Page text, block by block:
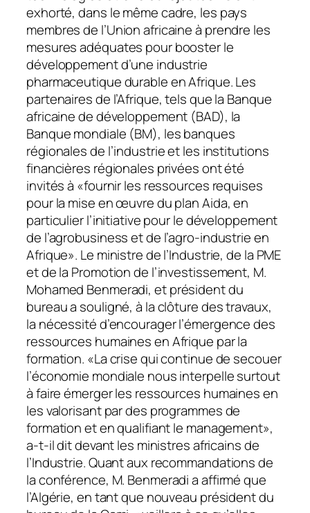
exhorté, dans le même cadre, les pays
membres de l’Union africaine à prendre les
mesures adéquates pour booster le
développement d’une industrie
pharmaceutique durable en Afrique. Les
partenaires de l’Afrique, tels que la Banque
africaine de développement (BAD), la
Banque mondiale (BM), les banques
régionales de l’industrie et les institutions
financières régionales privées ont été
invités à «fournir les ressources requises
pour la mise en œuvre du plan Aida, en
particulier l’initiative pour le développement
de l’agrobusiness et de l’agro-industrie en
Afrique». Le ministre de l’Industrie, de la PME
et de la Promotion de l’investissement, M.
Mohamed Benmeradi, et président du
bureau a souligné, à la clôture des travaux,
la nécessité d’encourager l’émergence des
ressources humaines en Afrique par la
formation. «La crise qui continue de secouer
l’économie mondiale nous interpelle surtout
à faire émerger les ressources humaines en
les valorisant par des programmes de
formation et en qualifiant le management»,
a-t-il dit devant les ministres africains de
l’Industrie. Quant aux recommandations de
la conférence, M. Benmeradi a affirmé que
l’Algérie, en tant que nouveau président du